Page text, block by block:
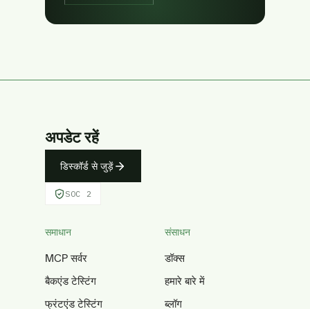
अपडेट रहें
डिस्कॉर्ड से जुड़ें
SOC 2
समाधान
MCP सर्वर
बैकएंड टेस्टिंग
फ्रंटएंड टेस्टिंग
संसाधन
डॉक्स
हमारे बारे में
ब्लॉग